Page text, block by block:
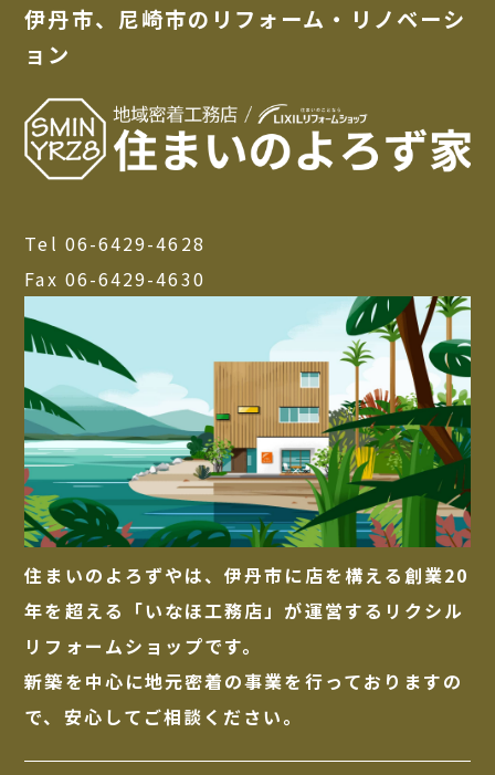
伊丹市、尼崎市のリフォーム・リノベーシ
ョン
Tel 06-6429-4628
Fax 06-6429-4630
住まいのよろずやは、伊丹市に店を構える創業20
年を超える「いなほ工務店」が運営するリクシル
リフォームショップです。
新築を中心に地元密着の事業を行っておりますの
で、安心してご相談ください。